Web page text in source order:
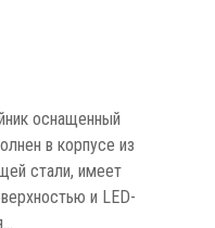
оснащенный
в корпусе из
стали, имеет
и LED-